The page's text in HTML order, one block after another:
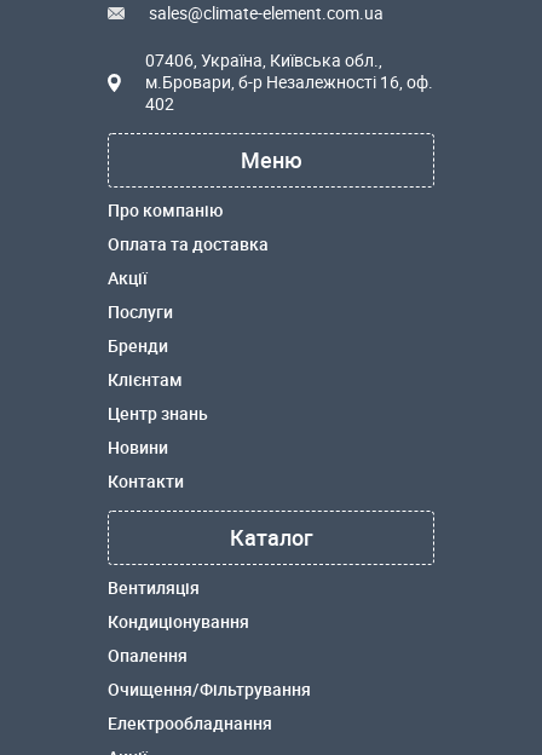
sales@climate-element.com.ua
07406, Україна, Київська обл.,
м.Бровари, б-р Незалежності 16, оф.
402
Меню
Про компанію
Оплата та доставка
Акції
Послуги
Бренди
Клієнтам
Центр знань
Новини
Контакти
Каталог
Вентиляція
Кондиціонування
Опалення
Очищення/Фільтрування
Електрообладнання